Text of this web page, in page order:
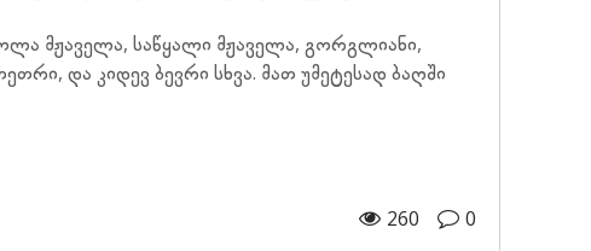
მჟაველა, საწყალი მჟაველა, გორგლიანი,
და კიდევ ბევრი სხვა. მათ უმეტესად ბაღში
0
260